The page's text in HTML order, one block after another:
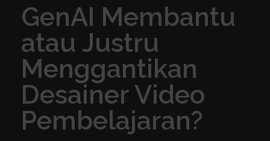
GenAI Membantu
atau Justru
Menggantikan
Desainer Video
Pembelajaran?